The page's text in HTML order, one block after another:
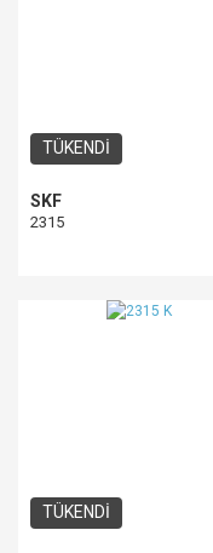
TÜKENDİ
SKF
2315
TÜKENDİ